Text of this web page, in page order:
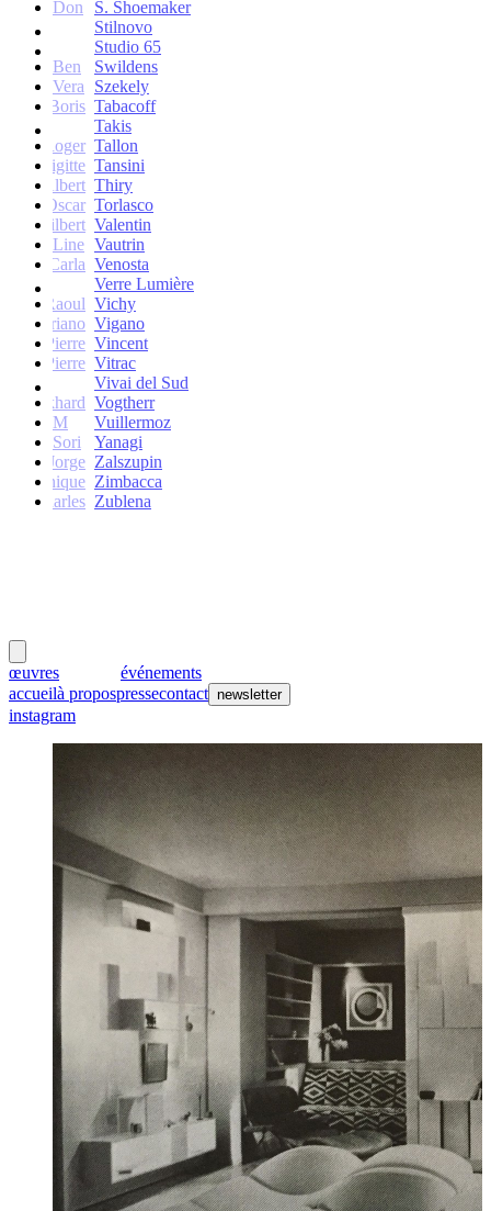
Don
S. Shoemaker
Stilnovo
Studio 65
Ben
Swildens
Vera
Szekely
Boris Tabacoff
Takis
Roger Tallon
Brigitte Tansini
Albert Thiry
Oscar Torlasco
Gilbert Valentin
Line Vautrin
Carla Venosta
Verre Lumière
Raoul Vichy
Vittoriano Vigano
Jean-Pierre Vincent
Jean-Pierre Vitrac
Vivai del Sud
Burkhard Vogtherr
M
Vuillermoz
Sori
Yanagi
Jorge Zalszupin
Dominique Zimbacca
Charles Zublena
œuvres
événements
accueilà propospressecontact newsletter
instagram